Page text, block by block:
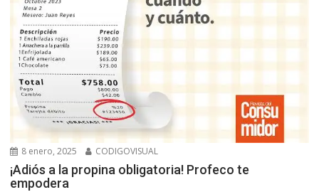
8 enero, 2025 CODIGOVISUAL
¡Adiós a la propina obligatoria! Profeco te
empodera